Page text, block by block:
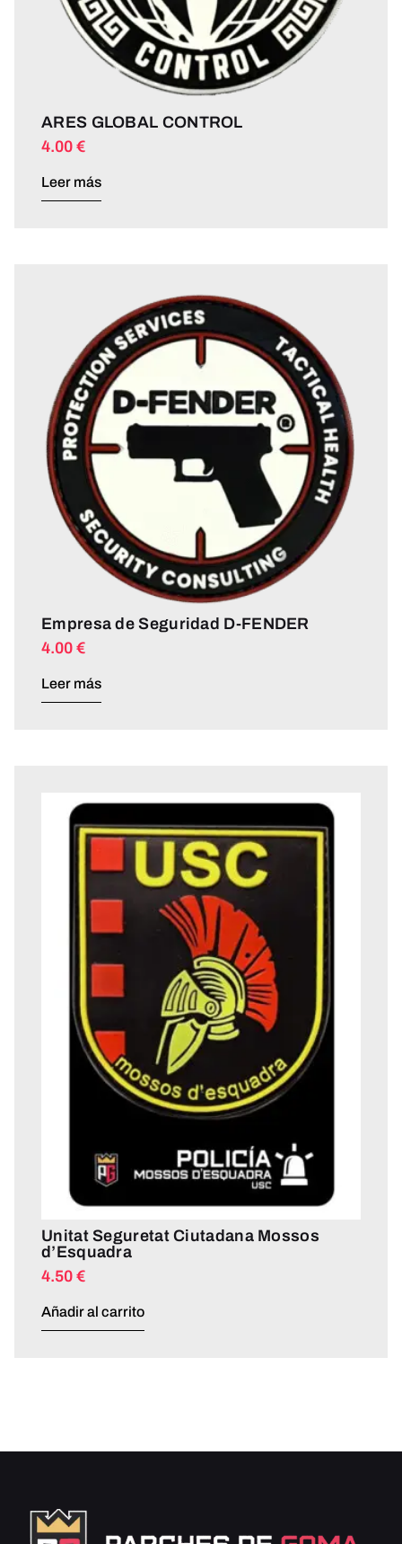
ARES GLOBAL CONTROL
4.00 €
Leer más
Empresa de Seguridad D-FENDER
4.00 €
Leer más
Unitat Seguretat Ciutadana Mossos
d’Esquadra
4.50 €
Añadir al carrito